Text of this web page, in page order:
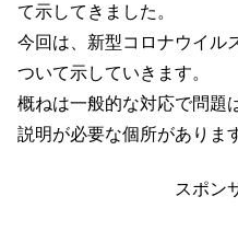
て示してきました。
今回は、新型コロナウイル
ついて示していきます。
概ねは一般的な対応で問題
説明が必要な個所がありま
スポン